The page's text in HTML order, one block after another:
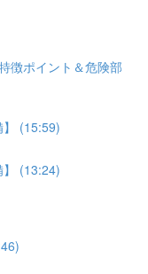
徴ポイント＆危険部
】 (15:59)
】 (13:24)